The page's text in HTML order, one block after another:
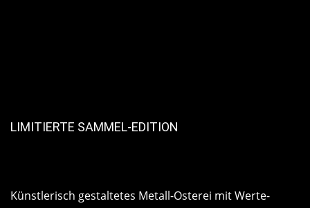
LIMITIERTE SAMMEL-EDITION
Künstlerisch gestaltetes Metall-Osterei mit Werte-